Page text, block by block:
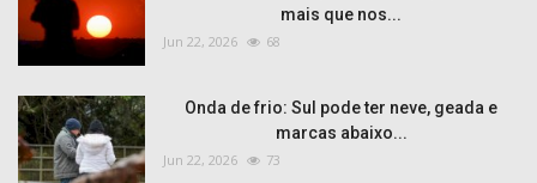
mais que nos...
Jun 22, 2026 68
Onda de frio: Sul pode ter neve, geada e
marcas abaixo...
Jun 22, 2026 73